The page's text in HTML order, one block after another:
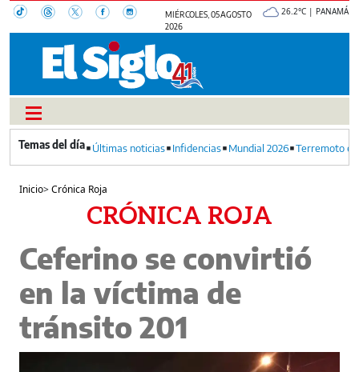
MIÉRCOLES, 05 AGOSTO
2026
26.2°C | PANAMÁ
Últimas noticias Infidencias Mundial 2026 Terremoto
Inicio>Crónica Roja
CRÓNICA ROJA
Ceferino se convirtió
en la víctima de
tránsito 201